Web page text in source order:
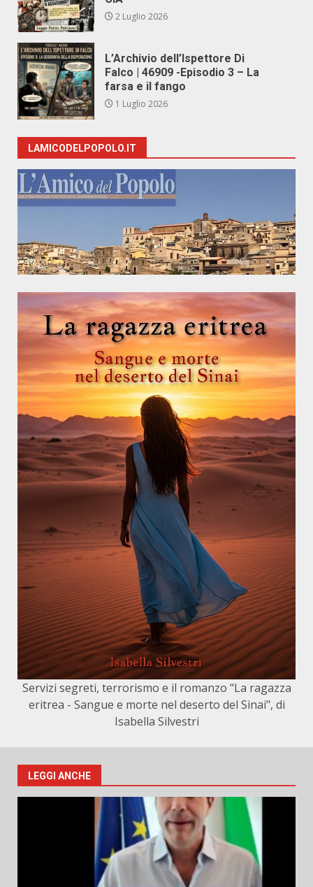
2 Luglio 2026
L’Archivio dell’Ispettore Di
Falco | 46909 -Episodio 3 – La
farsa e il fango
1 Luglio 2026
LAMICODELPOPOLO.IT
Servizi segreti, terrorismo e il romanzo "La ragazza
eritrea - Sangue e morte nel deserto del Sinai", di
Isabella Silvestri
LEGGI ANCHE